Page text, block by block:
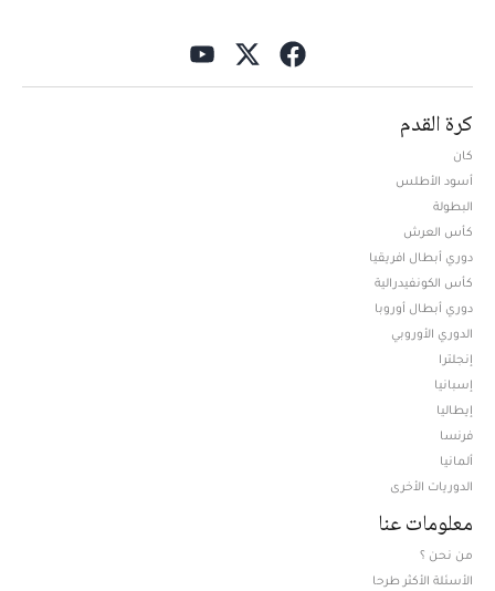
كرة القدم
كان
أسود الأطلس
البطولة
كأس العرش
دوري أبطال افريقيا
كأس الكونفيدرالية
دوري أبطال أوروبا
الدوري الأوروبي
إنجلترا
إسبانيا
إيطاليا
فرنسا
ألمانيا
الدوريات الأخرى
معلومات عنا
من نحن ؟
الأسئلة الأكثر طرحا